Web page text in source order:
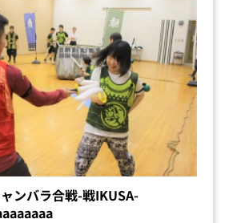
ンバラ合戦-戦IKUSA-